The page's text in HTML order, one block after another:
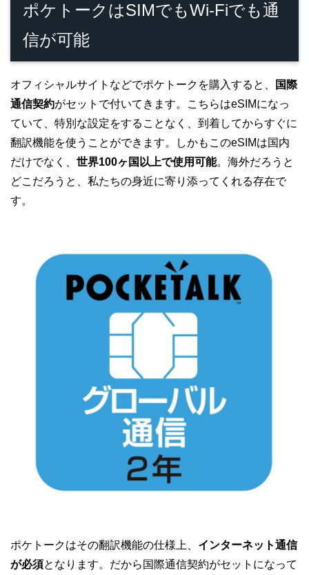
ポケトークはSIMでもWi-Fiでも通
信が可能
オフィシャルサイトなどでポケトークを購入すると、
国際
通信契約がセットで付いてきます。こちらはeSIMになっ
ていて、特別な設定をすることなく、到着してからすぐに
翻訳機能を使うことができます。しかもこのeSIMは国内
だけでなく、 世界100ヶ国以上で使用可能。海外だろうと
どこだろうと、私たちの身近に寄り添ってくれる存在で
す。
ポケトークはその翻訳機能の仕様上、 インターネット通信
が必須となります。だから国際通信契約がセットになって